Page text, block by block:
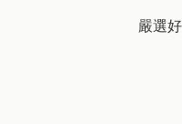
嚴選